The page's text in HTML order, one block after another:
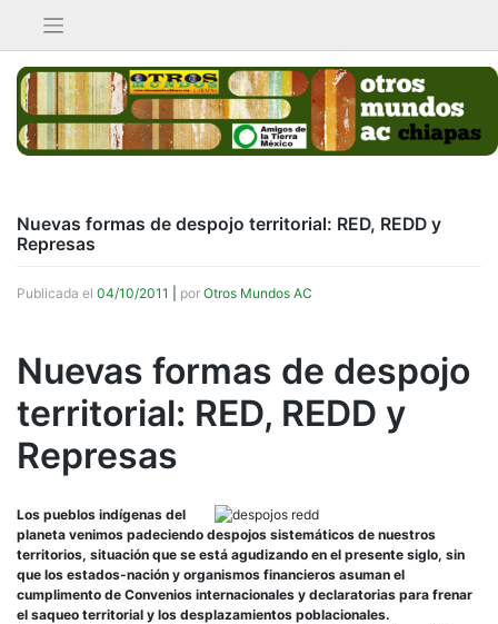
contenido
Nuevas formas de despojo territorial: RED, REDD y
Represas
Publicada el 04/10/2011 por Otros Mundos AC
Nuevas formas de despojo
territorial: RED, REDD y
Represas
Los pueblos indígenas del
planeta venimos padeciendo despojos sistemáticos de nuestros
territorios, situación que se está agudizando en el presente siglo, sin
que los estados-nación y organismos financieros asuman el
cumplimento de Convenios internacionales y declaratorias para frenar
el saqueo territorial y los desplazamientos poblacionales.